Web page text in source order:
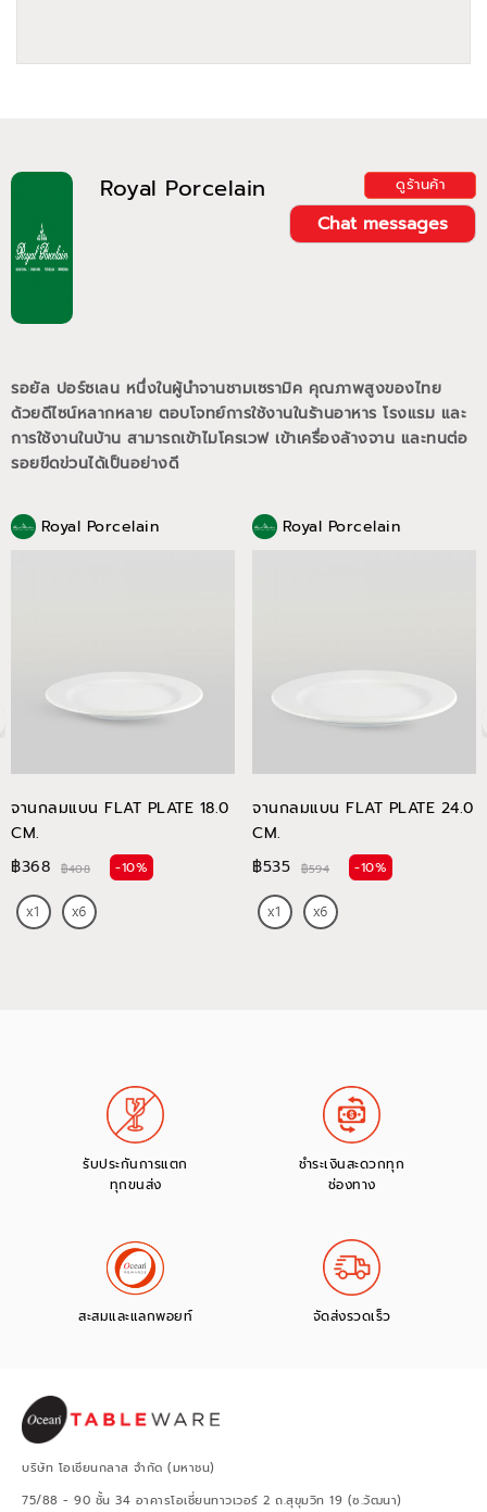
Royal Porcelain ดูร้านค้า
Chat messages
รอยัล ปอร์ซเลน หนึ่งในผู้นำจานชามเซรามิค คุณภาพสูงของไทย
ด้วยดีไซน์หลากหลาย ตอบโจทย์การใช้งานในร้านอาหาร โรงแรม และ
การใช้งานในบ้าน สามารถเข้าไมโครเวฟ เข้าเครื่องล้างจาน และทนต่อ
รอยขีดข่วนได้เป็นอย่างดี
Royal Porcelain
จานกลมแบน FLAT PLATE 18.0
CM.
฿368
฿408 -10%
Royal Porcelain
จานกลมแบน FLAT PLATE 24.0
CM.
฿535
฿594 -10%
รับประกันการแตก
ทุกขนส่ง
ชำระเงินสะดวกทุก
ช่องทาง
สะสมและแลกพอยท์ จัดส่งรวดเร็ว
บริษัท โอเชียนกลาส จำกัด (มหาชน)
75/88 - 90 ชั้น 34 อาคารโอเชี่ยนทาวเวอร์ 2 ถ.สุขุมวิท 19 (ซ.วัฒนา)